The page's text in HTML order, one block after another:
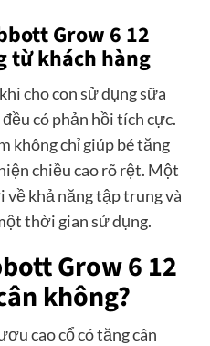
Grow 6 12
từ khách hàng
cho con sử dụng sữa
có phản hồi tích cực.
không chỉ giúp bé tăng
chiều cao rõ rệt. Một
về khả năng tập trung và
thời gian sử dụng.
Grow 6 12
không?
cao cổ có tăng cân